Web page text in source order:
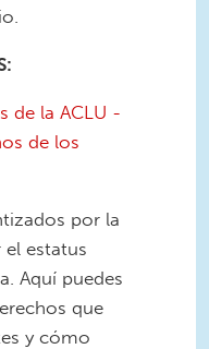
de la ACLU -
de los
por la
estatus
Aquí puedes
que
y cómo